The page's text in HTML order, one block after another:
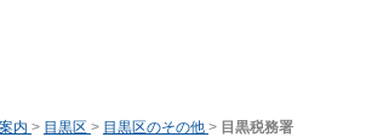
内 > 目黒区 > 目黒区のその他 > 目黒税務署